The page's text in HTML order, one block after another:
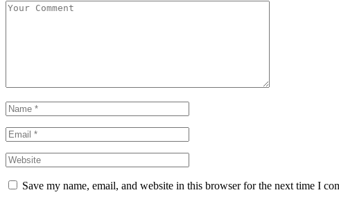
Save my name, email, and website in this browser for the next time I